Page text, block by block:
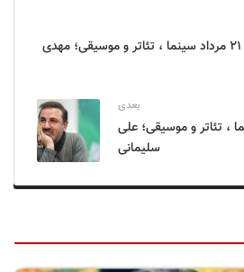
متولدین ۲۱ مرداد سینما ، تئاتر و موسیقی؛ مهدی
بعدی
سینما ، تئاتر و موسیقی؛ علی
سلیمانی